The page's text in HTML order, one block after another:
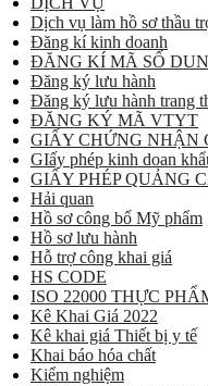
Dịch vụ làm hồ sơ thầu
Đăng kí kinh doanh
ĐĂNG KÍ MÃ SỐ
Đăng ký lưu hành
Đăng ký lưu hành trang
ĐĂNG KÝ MÃ VTYT
GIẤY CHỨNG NHẬN
GIấy phép kinh doan
GIẤY PHÉP QUẢNG
Hải quan
Hồ sơ công bố Mỹ phẩm
Hồ sơ lưu hành
Hỗ trợ công khai giá
HS CODE
ISO 22000 THỰC
Kê Khai Giá 2022
Kê khai giá Thiết bị y tế
Khai báo hóa chất
Kiểm nghiệm